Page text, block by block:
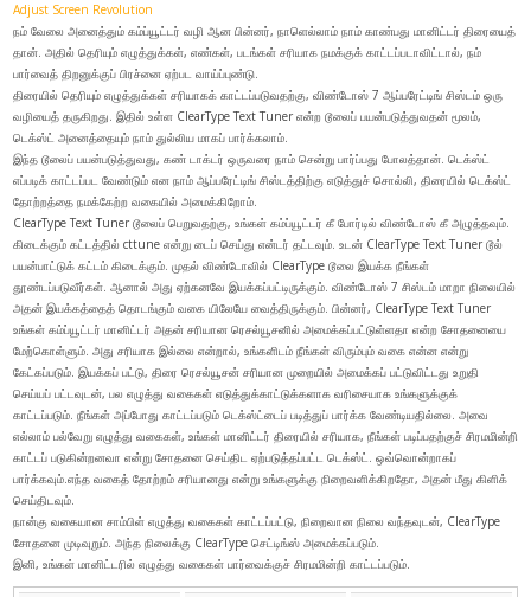
Adjust Screen Revolution
நம் வேலை அனைத்தும் கம்ப்யூட்டர் வழி ஆன பின்னர், நாளெல்லாம் நாம் காண்பது மானிட்டர் திரையைத்
தான். அதில் தெரியும் எழுத்துக்கள், எண்கள், படங்கள் சரியாக நமக்குக் காட்டப்படாவிட்டால், நம்
பார்வைத் திறனுக்குப் பிரச்னை ஏற்பட வாய்ப்புண்டு.
திரையில் தெரியும் எழுத்துக்கள் சரியாகக் காட்டப்படுவதற்கு, விண்டோஸ் 7 ஆப்பரேட்டிங் சிஸ்டம் ஒரு
வழியைத் தருகிறது. இதில் உள்ள ClearType Text Tuner என்ற டூலைப் பயன்படுத்துவதன் மூலம்,
டெக்ஸ்ட் அனைத்தையும் நாம் துல்லிய மாகப் பார்க்கலாம்.
இந்த டூலைப் பயன்படுத்துவது, கண் டாக்டர் ஒருவரை நாம் சென்று பார்ப்பது போலத்தான். டெக்ஸ்ட்
எப்படிக் காட்டப்பட வேண்டும் என நாம் ஆப்பரேட்டிங் சிஸ்டத்திற்கு எடுத்துச் சொல்லி, திரையில் டெக்ஸ்ட்
தோற்றத்தை நமக்கேற்ற வகையில் அமைக்கிறோம்.
ClearType Text Tuner டூலைப் பெறுவதற்கு, உங்கள் கம்ப்யூட்டர் கீ போர்டில் விண்டோஸ் கீ அழுத்தவும்.
கிடைக்கும் கட்டத்தில் cttune என்று டைப் செய்து என்டர் தட்டவும். உடன் ClearType Text Tuner டூல்
பயன்பாட்டுக் கட்டம் கிடைக்கும். முதல் விண்டோவில் ClearType டூலை இயக்க நீங்கள்
தூண்டப்படுவீர்கள். ஆனால் அது ஏற்கனவே இயக்கப்பட்டிருக்கும். விண்டோஸ் 7 சிஸ்டம் மாறா நிலையில்
அதன் இயக்கத்தைத் தொடங்கும் வகை யிலேயே வைத்திருக்கும். பின்னர், ClearType Text Tuner
உங்கள் கம்ப்யூட்டர் மானிட்டர் அதன் சரியான ரெசல்யூசனில் அமைக்கப்பட்டுள்ளதா என்ற சோதனையை
மேற்கொள்ளும். அது சரியாக இல்லை என்றால், உங்களிடம் நீங்கள் விரும்பும் வகை என்ன என்று
கேட்கப்படும். இயக்கப் பட்டு, திரை ரெசல்யூசன் சரியான முறையில் அமைக்கப் பட்டுவிட்டது உறுதி
செய்யப் பட்டவுடன், பல எழுத்து வகைகள் எடுத்துக்காட்டுக்களாக வரிசையாக உங்களுக்குக்
காட்டப்படும். நீங்கள் அப்போது காட்டப்படும் டெக்ஸ்ட்டைப் படித்துப் பார்க்க வேண்டியதில்லை. அவை
எல்லாம் பல்வேறு எழுத்து வகைகள், உங்கள் மானிட்டர் திரையில் சரியாக, நீங்கள் படிப்பதற்குச் சிரமமின்றி
காட்டப் படுகின்றனவா என்று சோதனை செய்திட ஏற்படுத்தப்பட்ட டெக்ஸ்ட். ஒவ்வொன்றாகப்
பார்க்கவும்.எந்த வகைத் தோற்றம் சரியானது என்று உங்களுக்கு நிறைவளிக்கிறதோ, அதன் மீது கிளிக்
செய்திடவும்.
நான்கு வகையான சாம்பிள் எழுத்து வகைகள் காட்டப்பட்டு, நிறைவான நிலை வந்தவுடன், ClearType
சோதனை முடிவுறும். அந்த நிலைக்கு ClearType செட்டிங்ஸ் அமைக்கப்படும்.
இனி, உங்கள் மானிட்டரில் எழுத்து வகைகள் பார்வைக்குச் சிரமமின்றி காட்டப்படும்.